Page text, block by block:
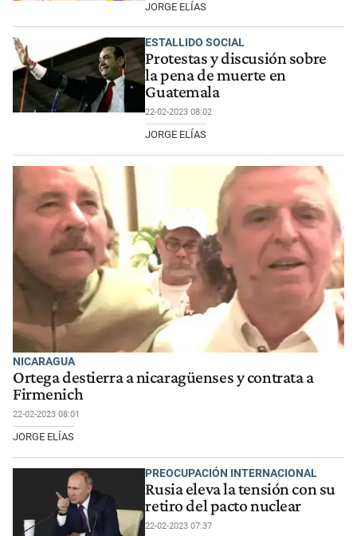
JORGE ELÍAS
ESTALLIDO SOCIAL
Protestas y discusión sobre
la pena de muerte en
Guatemala
22-02-2023 08:02
JORGE ELÍAS
NICARAGUA
Ortega destierra a nicaragüenses y contrata a
Firmenich
22-02-2023 08:01
JORGE ELÍAS
PREOCUPACIÓN INTERNACIONAL
Rusia eleva la tensión con su
retiro del pacto nuclear
22-02-2023 07:37